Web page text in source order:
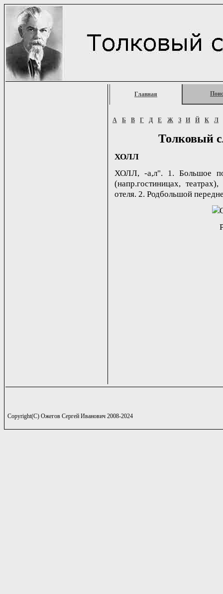
Главная
А Б В Г Д Е Ж З И Й К Л
Толковый
ХОЛЛ
ХОЛЛ, -а,л". 1. Большое
(напр.гостиницах,
отеля. 2. Родбольшой
Copyright(C) Ожегов Сергей Иванович 2008-2024